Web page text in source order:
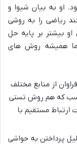
او به بیان شیوا و
ریاضی را به روشی
بیشتر بر پایه حل
همیشه روش های
از منابع مختلف
که هم روش تستی
ارتباط مستقیم با
پرداختن به حواشی